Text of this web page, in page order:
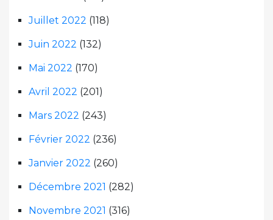
Juillet 2022 (118)
Juin 2022 (132)
Mai 2022 (170)
Avril 2022 (201)
Mars 2022 (243)
Février 2022 (236)
Janvier 2022 (260)
Décembre 2021 (282)
Novembre 2021 (316)